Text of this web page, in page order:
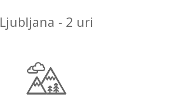
Ljubljana - 2 uri